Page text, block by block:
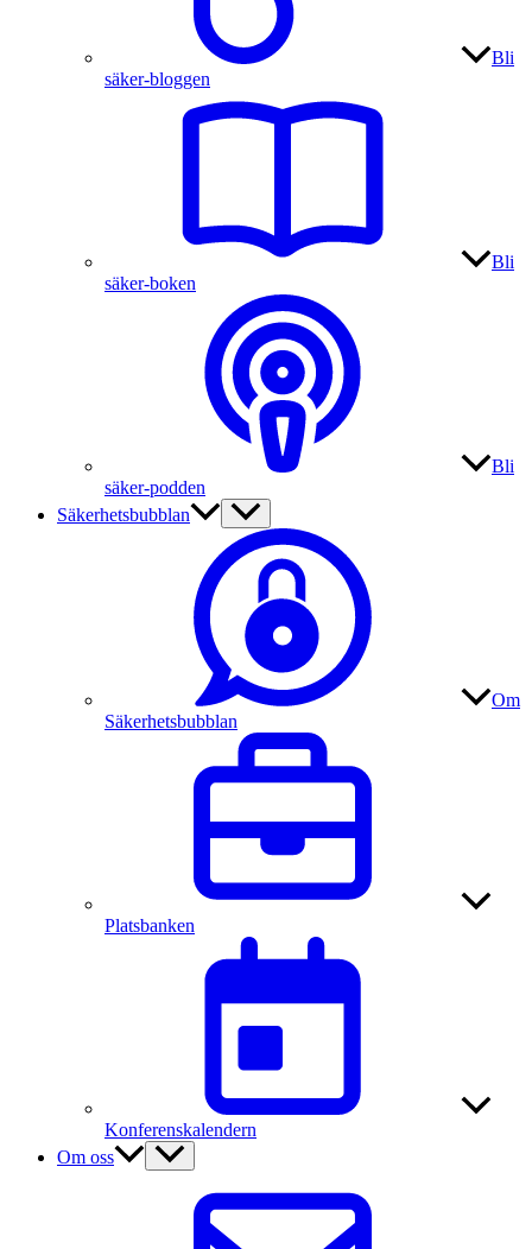
Bli
säker-bloggen
Bli
säker-boken
Bli
säker-podden
Säkerhetsbubblan
Om
Säkerhetsbubblan
Platsbanken
Konferenskalendern
Om oss